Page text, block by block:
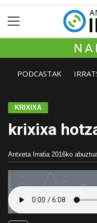
PODCASTAK
KRIXIXA
krixixa
Antxeta Irratia 2016ko